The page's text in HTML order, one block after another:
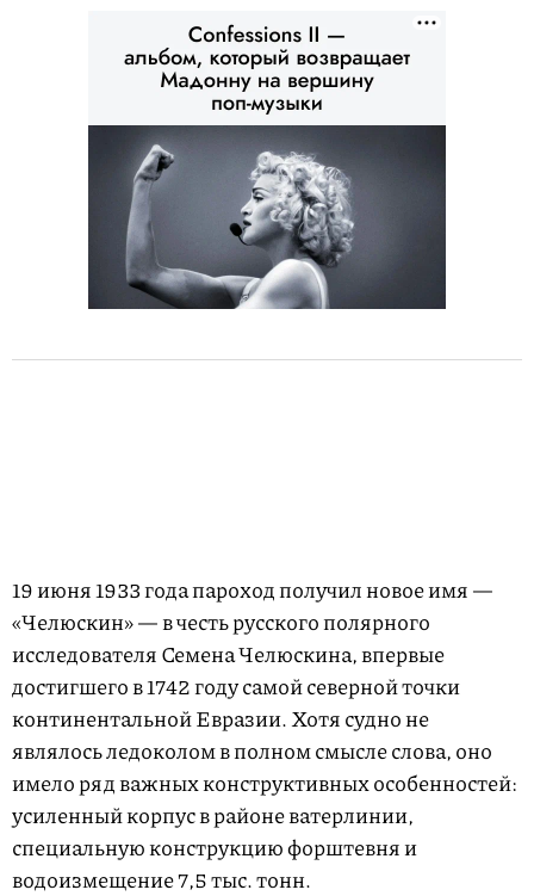
19 июня 1933 года пароход получил новое имя —
«Челюскин» — в честь русского полярного
исследователя Семена Челюскина, впервые
достигшего в 1742 году самой северной точки
континентальной Евразии. Хотя судно не
являлось ледоколом в полном смысле слова, оно
имело ряд важных конструктивных особенностей:
усиленный корпус в районе ватерлинии,
специальную конструкцию форштевня и
водоизмещение 7,5 тыс. тонн.